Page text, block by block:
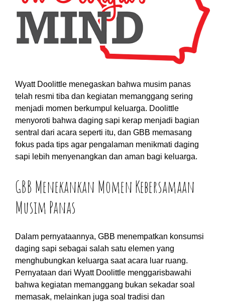
Wyatt Doolittle menegaskan bahwa musim panas
telah resmi tiba dan kegiatan memanggang sering
menjadi momen berkumpul keluarga. Doolittle
menyoroti bahwa daging sapi kerap menjadi bagian
sentral dari acara seperti itu, dan GBB memasang
fokus pada tips agar pengalaman menikmati daging
sapi lebih menyenangkan dan aman bagi keluarga.
GBB Menekankan Momen Kebersamaan
Musim Panas
Dalam pernyataannya, GBB menempatkan konsumsi
daging sapi sebagai salah satu elemen yang
menghubungkan keluarga saat acara luar ruang.
Pernyataan dari Wyatt Doolittle menggarisbawahi
bahwa kegiatan memanggang bukan sekadar soal
memasak, melainkan juga soal tradisi dan